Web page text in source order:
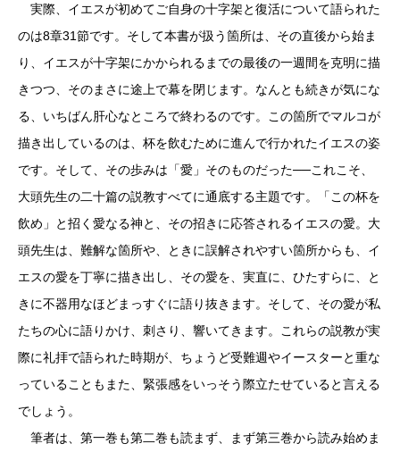
実際、イエスが初めてご自身の十字架と復活について語られた
のは8章31節です。そして本書が扱う箇所は、その直後から始ま
り、イエスが十字架にかかられるまでの最後の一週間を克明に描
きつつ、そのまさに途上で幕を閉じます。なんとも続きが気にな
る、いちばん肝心なところで終わるのです。この箇所でマルコが
描き出しているのは、杯を飲むために進んで行かれたイエスの姿
です。そして、その歩みは「愛」そのものだった──これこそ、
大頭先生の二十篇の説教すべてに通底する主題です。「この杯を
飲め」と招く愛なる神と、その招きに応答されるイエスの愛。大
頭先生は、難解な箇所や、ときに誤解されやすい箇所からも、イ
エスの愛を丁寧に描き出し、その愛を、実直に、ひたすらに、と
きに不器用なほどまっすぐに語り抜きます。そして、その愛が私
たちの心に語りかけ、刺さり、響いてきます。これらの説教が実
際に礼拝で語られた時期が、ちょうど受難週やイースターと重な
っていることもまた、緊張感をいっそう際立たせていると言える
でしょう。
筆者は、第一巻も第二巻も読まず、まず第三巻から読み始めま